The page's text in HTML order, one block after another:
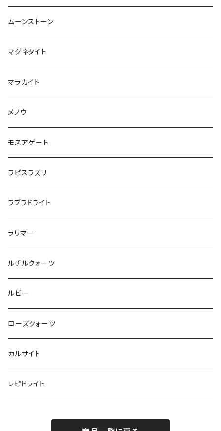
ムーンストーン
マグネタイト
マラカイト
メノウ
モスアゲート
ラピスラズリ
ラブラドライト
ラリマー
ルチルクォーツ
ルビー
ローズクォーツ
カルサイト
レピドライト